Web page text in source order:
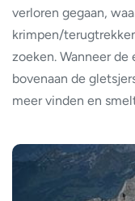
verloren gegaan,
krimpen/
zoeken. Wanneer
bovenaan de
meer vinden en